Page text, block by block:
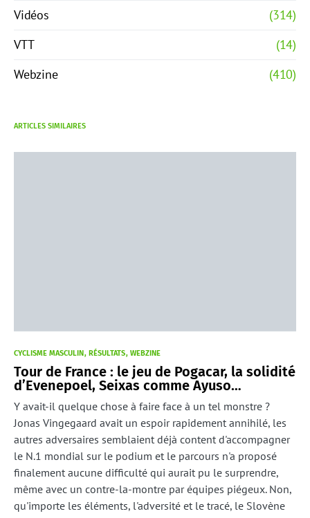
Vidéos
(314)
VTT
(14)
Webzine
(410)
ARTICLES SIMILAIRES
CYCLISME MASCULIN RÉSULTATS WEBZINE
Tour de France : le jeu de Pogacar, la solidité
d’Evenepoel, Seixas comme Ayuso…
Y avait-il quelque chose à faire face à un tel monstre ?
Jonas Vingegaard avait un espoir rapidement annihilé, les
autres adversaires semblaient déjà content d'accompagner
le N.1 mondial sur le podium et le parcours n'a proposé
finalement aucune difficulté qui aurait pu le surprendre,
même avec un contre-la-montre par équipes piégeux. Non,
qu'importe les éléments, l'adversité et le tracé, le Slovène